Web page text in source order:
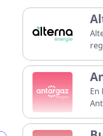
En